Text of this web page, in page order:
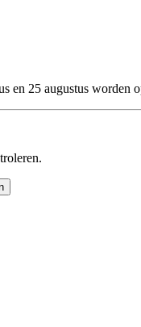
en 25 augustus